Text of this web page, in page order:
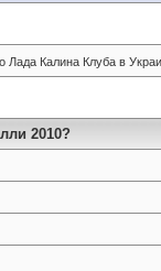
Лада Калина Клуба в
2010?